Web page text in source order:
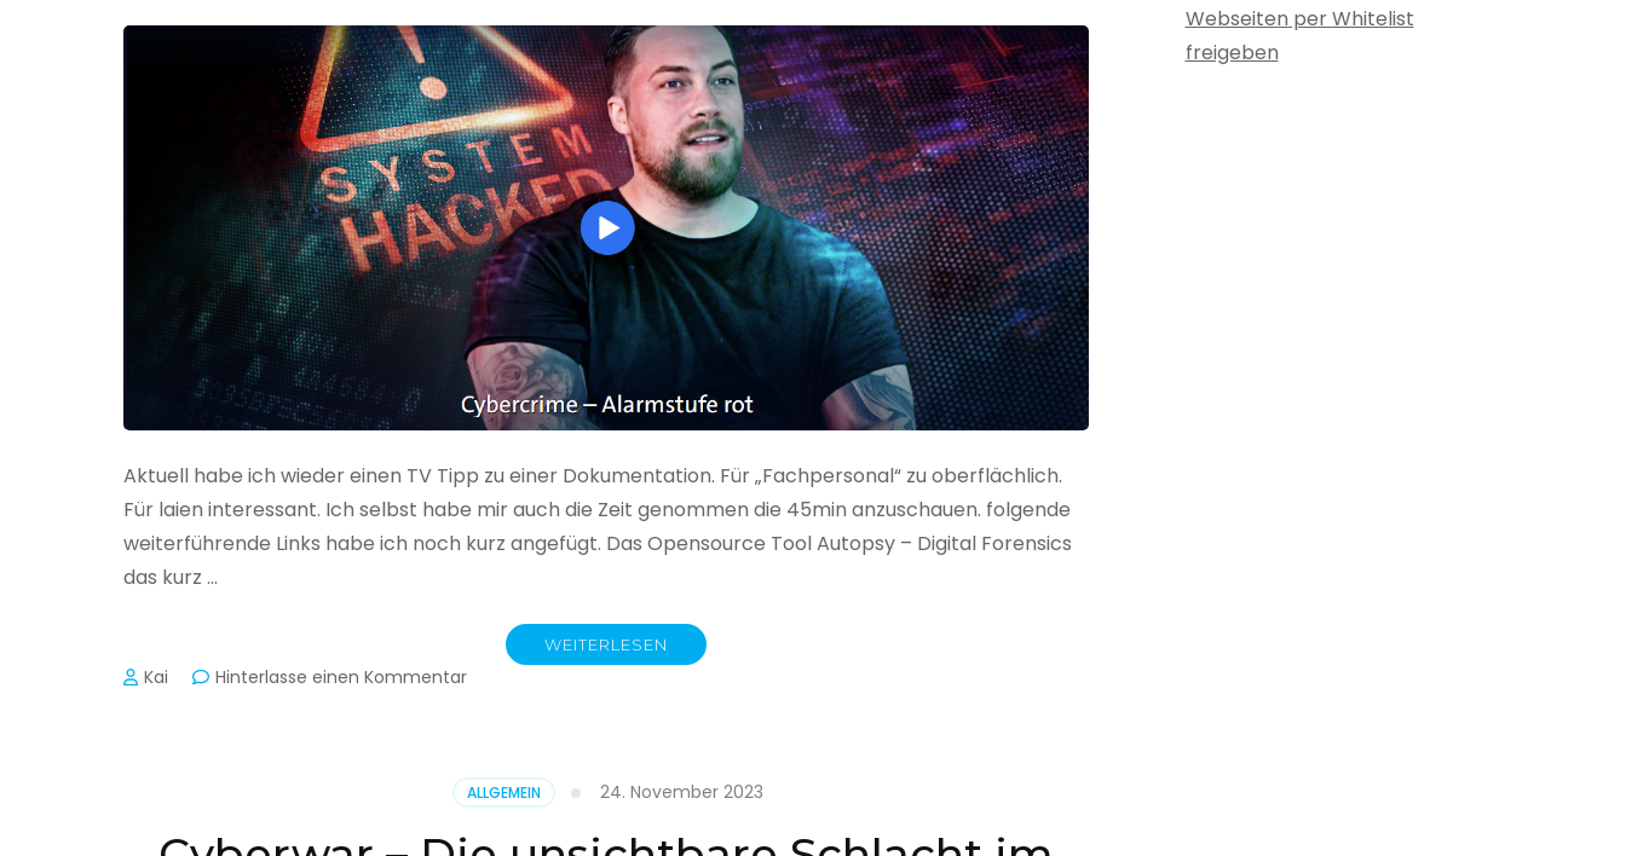
Aktuell habe ich wieder einen TV Tipp zu einer Dokumentation. Für „Fachpersonal“ zu oberflächlich.
Für laien interessant. Ich selbst habe mir auch die Zeit genommen die 45min anzuschauen. folgende
weiterführende Links habe ich noch kurz angefügt. Das Opensource Tool Autopsy – Digital Forensics
das kurz …
WEITERLESEN
Kai Hinterlasse einen Kommentarzu
rot
ALLGEMEIN 24. November 2023
Webseiten per Whitelist
freigeben